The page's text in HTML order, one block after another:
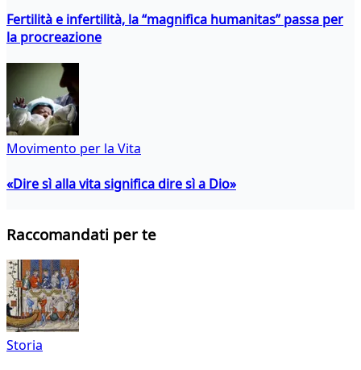
Fertilità e infertilità, la “magnifica humanitas” passa per
la procreazione
Movimento per la Vita
«Dire sì alla vita significa dire sì a Dio»
Raccomandati per te
Storia